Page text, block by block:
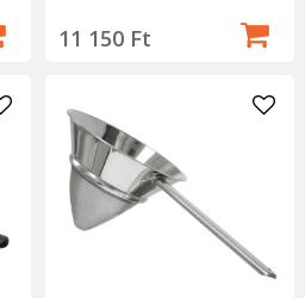
11 150 Ft